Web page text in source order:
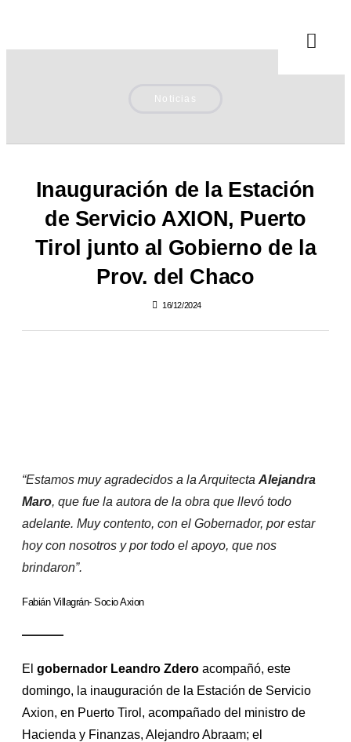
Noticias
Inauguración de la Estación
de Servicio AXION, Puerto
Tirol junto al Gobierno de la
Prov. del Chaco
16/12/2024
“Estamos muy agradecidos a la Arquitecta Alejandra
Maro, que fue la autora de la obra que llevó todo
adelante. Muy contento, con el Gobernador, por estar
hoy con nosotros y por todo el apoyo, que nos
brindaron”.
Fabián Villagrán- Socio Axion
El gobernador Leandro Zdero acompañó, este
domingo, la inauguración de la Estación de Servicio
Axion, en Puerto Tirol, acompañado del ministro de
Hacienda y Finanzas, Alejandro Abraam; el